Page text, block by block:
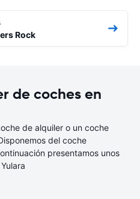
Rock
de coches en
de alquiler o un coche
del coche
presentamos unos